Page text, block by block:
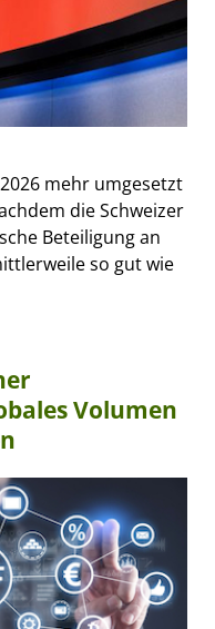
mehr umgesetzt
die Schweizer
Beteiligung an
so gut wie
Volumen